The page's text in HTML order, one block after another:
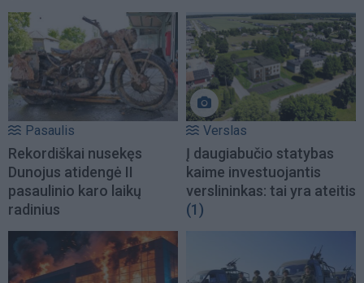
Pasaulis
Rekordiškai nusekęs
Dunojus atidengė II
pasaulinio karo laikų
radinius
Verslas
Į daugiabučio statybas
kaime investuojantis
verslininkas: tai yra ateitis
(1)